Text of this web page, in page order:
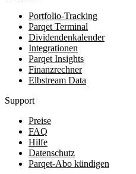
Portfolio-Tracking
Parqet Terminal
Dividendenkalender
Integrationen
Parqet Insights
Finanzrechner
Elbstream Data
Support
Preise
FAQ
Hilfe
Datenschutz
Parqet-Abo kündigen